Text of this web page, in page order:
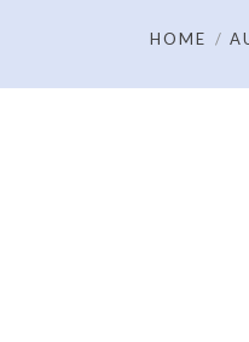
HOME